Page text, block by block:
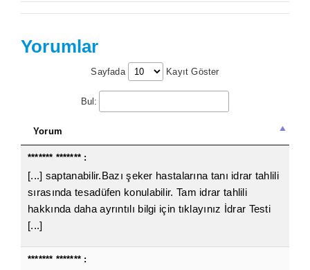
Yorumlar
Sayfada Kayıt Göster
Bul:
Yorum
******* ******* :
[...] saptanabilir.Bazı şeker hastalarına tanı idrar tahlili
sırasında tesadüfen konulabilir. Tam idrar tahlili
hakkında daha ayrıntılı bilgi için tıklayınız İdrar Testi
[...]
******* ******* :